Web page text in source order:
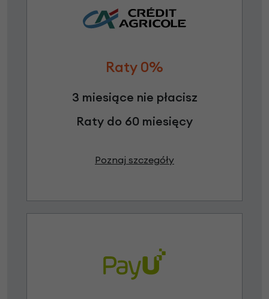
Raty 0%
3 miesiące nie płacisz
Raty do 60 miesięcy
Poznaj szczegóły